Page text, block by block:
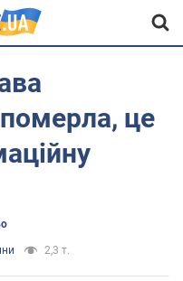
це
2,3 т.